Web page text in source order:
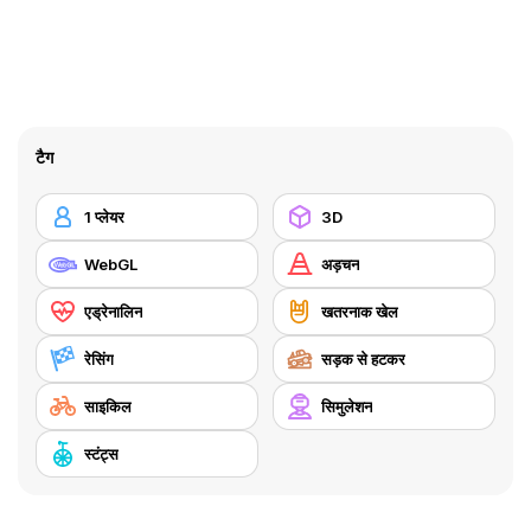
टैग
1 प्लेयर 3D
WebGL अड़चन
एड्रेनालिन खतरनाक खेल
रेसिंग सड़क से हटकर
साइकिल सिमुलेशन
स्टंट्स